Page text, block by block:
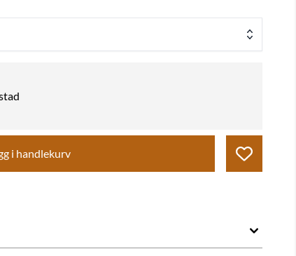
i handlekurv